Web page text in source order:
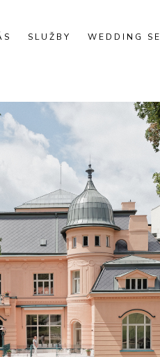
SLUŽBY WEDDING